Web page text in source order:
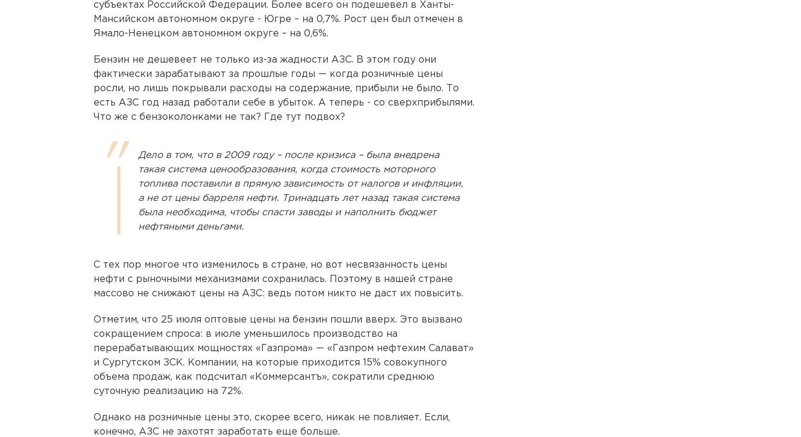
субъектах Российской Федерации. Более всего он подешевел в Ханты-
Мансийском автономном округе - Югре – на 0,7%. Рост цен был отмечен в
Ямало-Ненецком автономном округе – на 0,6%.
Бензин не дешевеет не только из-за жадности АЗС. В этом году они
фактически зарабатывают за прошлые годы — когда розничные цены
росли, но лишь покрывали расходы на содержание, прибыли не было. То
есть АЗС год назад работали себе в убыток. А теперь - со сверхприбылями.
Что же с бензоколонками не так? Где тут подвох?
Дело в том, что в 2009 году – после кризиса – была внедрена
такая система ценообразования, когда стоимость моторного
топлива поставили в прямую зависимость от налогов и инфляции,
а не от цены барреля нефти. Тринадцать лет назад такая система
была необходима, чтобы спасти заводы и наполнить бюджет
нефтяными деньгами.
С тех пор многое что изменилось в стране, но вот несвязанность цены
нефти с рыночными механизмами сохранилась. Поэтому в нашей стране
массово не снижают цены на АЗС: ведь потом никто не даст их повысить.
Отметим, что 25 июля оптовые цены на бензин пошли вверх. Это вызвано
сокращением спроса: в июле уменьшилось производство на
перерабатывающих мощностях «Газпрома» — «Газпром нефтехим Салават»
и Сургутском ЗСК. Компании, на которые приходится 15% совокупного
объема продаж, как подсчитал «Коммерсантъ», сократили среднюю
суточную реализацию на 72%.
Однако на розничные цены это, скорее всего, никак не повлияет. Если,
конечно, АЗС не захотят заработать еще больше.